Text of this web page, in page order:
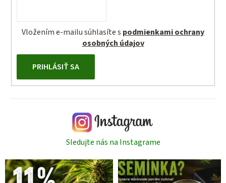
Vložením e-mailu súhlasíte s podmienkami ochrany
osobných údajov
PRIHLÁSIŤ SA
Sledujte nás na Instagrame